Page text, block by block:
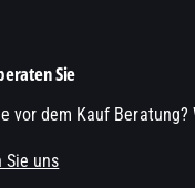
Sie
vor dem Kauf
Sie uns